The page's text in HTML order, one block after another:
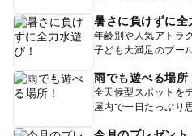
暑さに負けずに全
年齢別や人気アトラ
子ども大満足のプー
雨でも遊べる場所
全天候型スポットを
屋内で一日たっぷり